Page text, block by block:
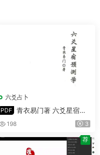
六爻占卜
PDF 青衣易门著 六爻星宿预
测学 PDF 178页
198 3
荐